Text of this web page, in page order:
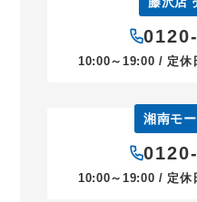
10:00～19:00 / 定休
湘南モ
10:00～19:00 / 定休